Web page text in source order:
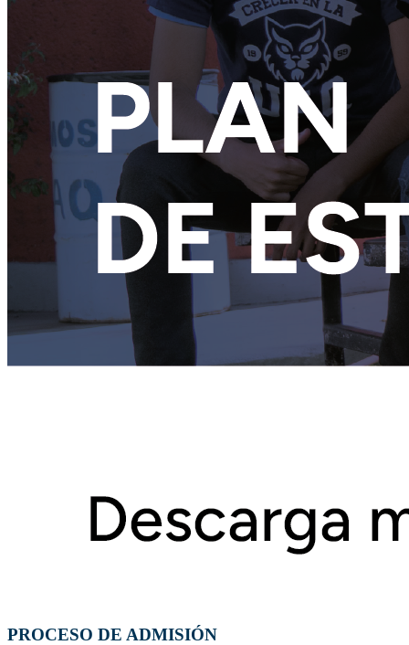
PROCESO DE ADMISIÓN